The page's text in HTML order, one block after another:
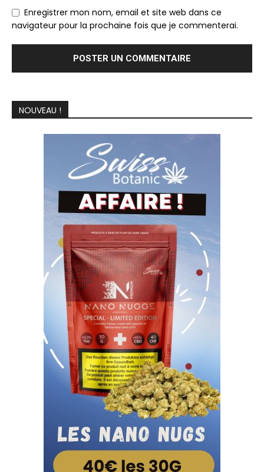
Enregistrer mon nom, email et site web dans ce
navigateur pour la prochaine fois que je commenterai.
NOUVEAU !